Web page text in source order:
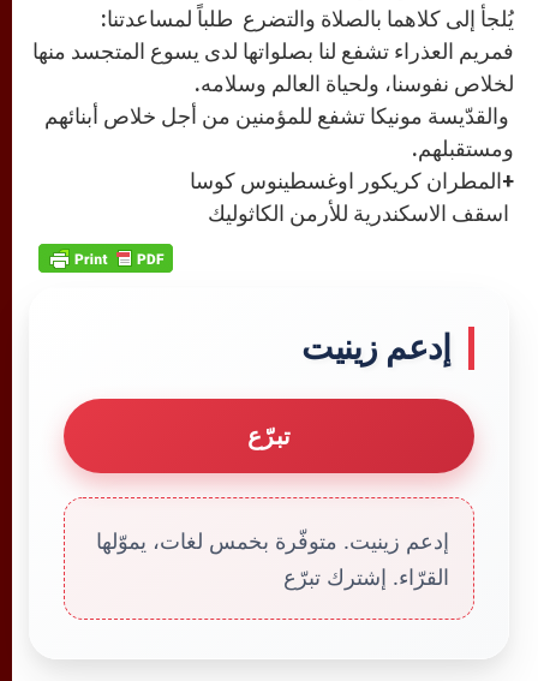
يُلجأ إلى كلاهما بالصلاة والتضرع طلباً لمساعدتنا:
فمريم العذراء تشفع لنا بصلواتها لدى يسوع المتجسد منها
لخلاص نفوسنا، ولحياة العالم وسلامه.
والقدّيسة مونيكا تشفع للمؤمنين من أجل خلاص أبنائهم
ومستقبلهم.
+المطران كريكور اوغسطينوس كوسا
اسقف الاسكندرية للأرمن الكاثوليك
إدعم زينيت
تبرّع
إدعم زينيت. متوفّرة بخمس لغات، يموّلها
القرّاء. إشترك تبرّع